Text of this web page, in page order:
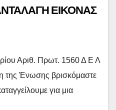
ΕΙΚΟΝΑΣ
Αριθ. Πρωτ. 1560 Δ Ε Λ
της Ένωσης βρισκόμαστε
για μια